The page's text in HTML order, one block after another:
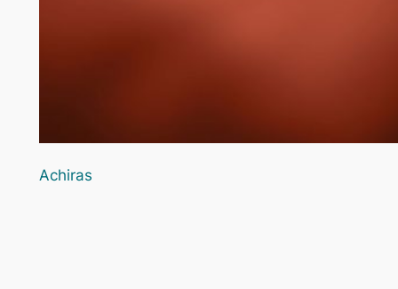
Achiras